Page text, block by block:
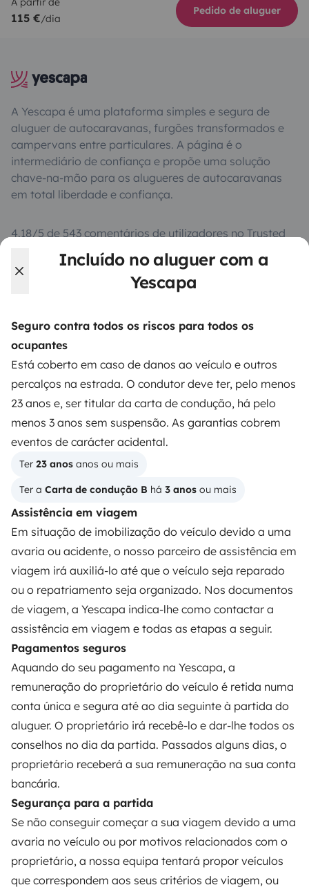
Incluído no aluguer com a
Yescapa
Seguro contra todos os riscos para todos os
ocupantes
Está coberto em caso de danos ao veículo e outros
percalços na estrada. O condutor deve ter, pelo menos
23 anos e, ser titular da carta de condução, há pelo
menos 3 anos sem suspensão. As garantias cobrem
eventos de carácter acidental.
Ter 23 anos anos ou mais
Ter a Carta de condução B há 3 anos ou mais
Assistência em viagem
Em situação de imobilização do veículo devido a uma
avaria ou acidente, o nosso parceiro de assistência em
viagem irá auxiliá-lo até que o veículo seja reparado
ou o repatriamento seja organizado. Nos documentos
de viagem, a Yescapa indica-lhe como contactar a
assistência em viagem e todas as etapas a seguir.
Pagamentos seguros
Aquando do seu pagamento na Yescapa, a
remuneração do proprietário do veículo é retida numa
conta única e segura até ao dia seguinte à partida do
aluguer. O proprietário irá recebê-lo e dar-lhe todos os
conselhos no dia da partida. Passados alguns dias, o
proprietário receberá a sua remuneração na sua conta
bancária.
Segurança para a partida
Se não conseguir começar a sua viagem devido a uma
avaria no veículo ou por motivos relacionados com o
proprietário, a nossa equipa tentará propor veículos
que correspondem aos seus critérios de viagem, ou
115 €/dia
Pedido de aluguer
A Yescapa é uma plataforma simples e segura de
aluguer de autocaravanas, furgões transformados e
campervans entre particulares. A página é o
intermediário de confiança e propõe uma solução
chave-na-mão para os alugueres de autocaravanas
em total liberdade e confiança.
4.18/5 de 543 comentários de utilizadores no Trusted
Facebook
ALUGUER DE AUTOCARAVANAS
Como funciona?
Alugar uma autocaravana
Primeiros passos de autocaravana
Os comentários dos nossos utilizadores
Ajuda locatário
PROPRIETÁRIOS
Criar um anúncio
Contrato de aluguer
Seguro de aluguer
Assistências de aluguer
Ajuda proprietário
Modos de pagamento seguros
Pagamento em prestações
Descarregar na
Apple Store
Disponível na
Google Play